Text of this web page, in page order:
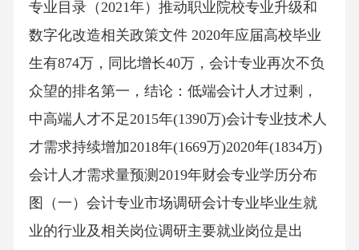
专业目录（2021年）推动职业院校专业升级和
数字化改造相关政策文件 2020年应届高校毕业
生有874万，同比增长40万，会计专业再次不负
众望的排名第一，结论：低端会计人才过剩，
中高端人才不足2015年(1390万)会计专业技术人
才需求持续增加2018年(1669万)2020年(1834万)
会计人才需求量预测2019年财会专业学历分布
图（一）会计专业市场调研会计专业毕业生就
业的行业及相关岗位调研主要就业岗位是出